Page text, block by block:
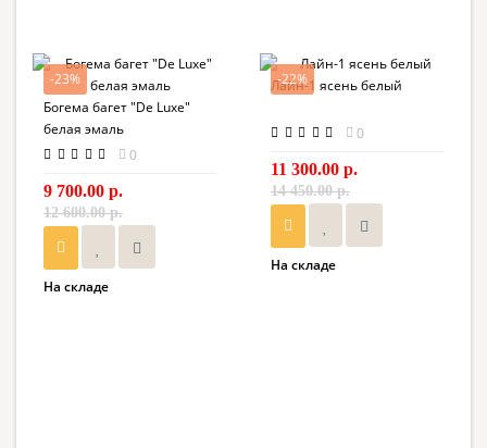
-23%
Богема багет "De Luxe"
белая эмаль
0
9 700.00 р.
12 600.00 р.
На складе
-22%
Лайн-1 ясень белый
0
11 300.00 р.
14 450.00 р.
На складе